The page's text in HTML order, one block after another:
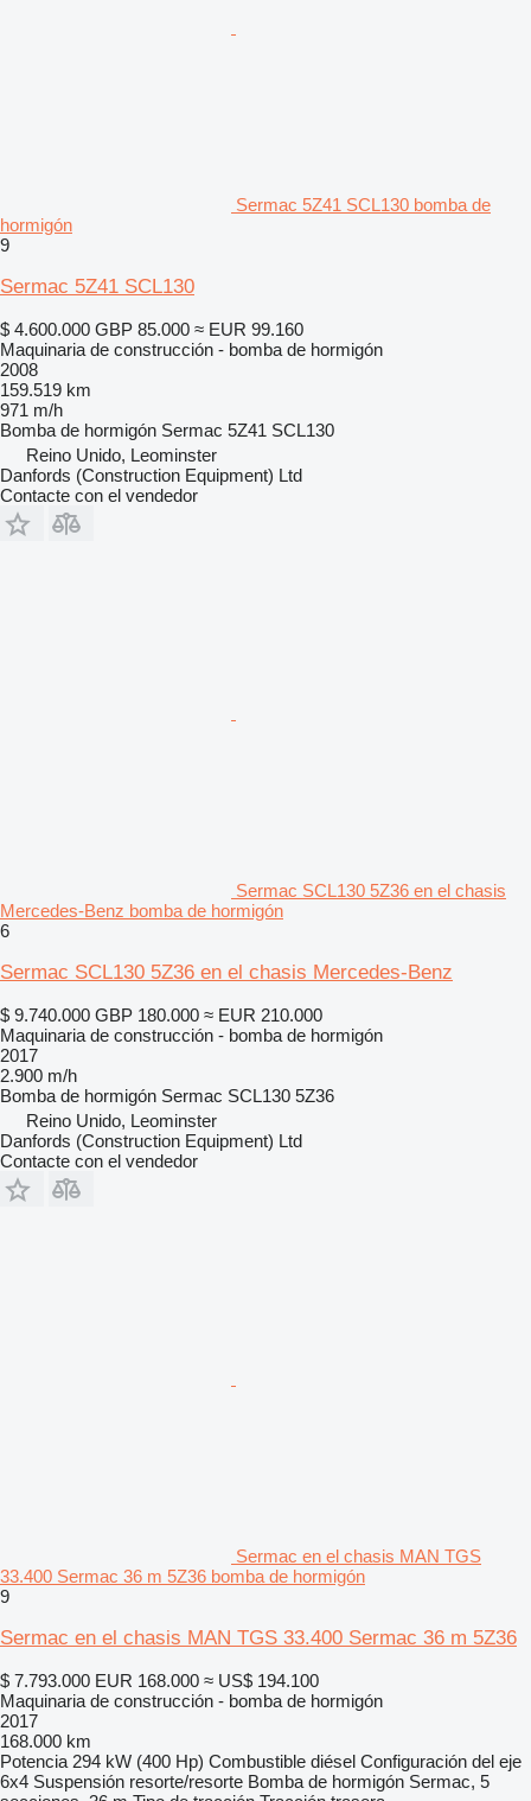
Sermac 5Z41 SCL130 bomba de
hormigón
9
Sermac 5Z41 SCL130
$ 4.600.000 GBP 85.000 ≈ EUR 99.160
Maquinaria de construcción - bomba de hormigón
2008
159.519 km
971 m/h
Bomba de hormigón Sermac 5Z41 SCL130
Reino Unido, Leominster
Danfords (Construction Equipment) Ltd
Contacte con el vendedor
Sermac SCL130 5Z36 en el chasis
Mercedes-Benz bomba de hormigón
6
Sermac SCL130 5Z36 en el chasis Mercedes-Benz
$ 9.740.000 GBP 180.000 ≈ EUR 210.000
Maquinaria de construcción - bomba de hormigón
2017
2.900 m/h
Bomba de hormigón Sermac SCL130 5Z36
Reino Unido, Leominster
Danfords (Construction Equipment) Ltd
Contacte con el vendedor
Sermac en el chasis MAN TGS
33.400 Sermac 36 m 5Z36 bomba de hormigón
9
Sermac en el chasis MAN TGS 33.400 Sermac 36 m 5Z36
$ 7.793.000 EUR 168.000 ≈ US$ 194.100
Maquinaria de construcción - bomba de hormigón
2017
168.000 km
Potencia 294 kW (400 Hp) Combustible diésel Configuración del eje
6x4 Suspensión resorte/resorte Bomba de hormigón Sermac, 5